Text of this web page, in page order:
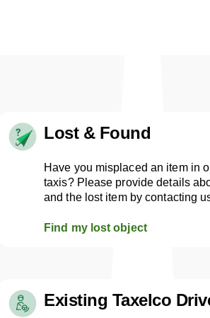
Lost & Found
Have you misplaced an item in
taxis? Please provide details
and the lost item by contacting
Find my lost object
Existing Taxelco